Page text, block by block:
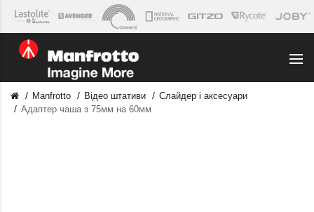
Manfrotto Відео штативи
Слайдер і аксесуари
Адаптер чаша з 75мм на 60мм